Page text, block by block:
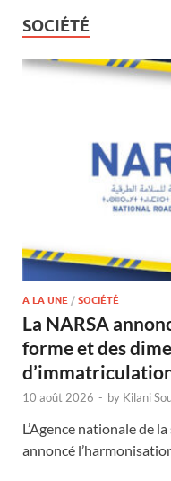
SOCIÉTÉ
A LA UNE / SOCIÉTÉ
La NARSA
forme et des
10 août 2026 - by Kilani
L’Agence nationale de
annoncé